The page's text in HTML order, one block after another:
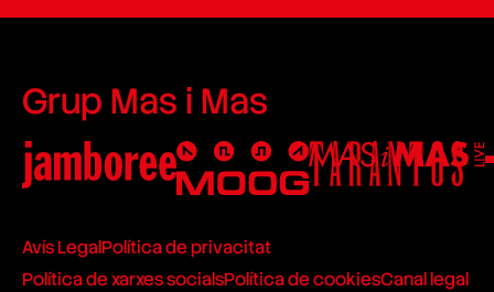
Grup Mas i Mas
Avís LegalPolítica de privacitat
Política de xarxes socialsPolítica de cookiesCanal legal